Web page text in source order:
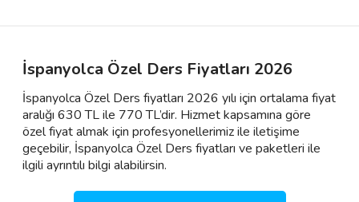
İspanyolca Özel Ders Fiyatları 2026
İspanyolca Özel Ders fiyatları 2026 yılı için ortalama fiyat
aralığı 630 TL ile 770 TL’dir. Hizmet kapsamına göre
özel fiyat almak için profesyonellerimiz ile iletişime
geçebilir, İspanyolca Özel Ders fiyatları ve paketleri ile
ilgili ayrıntılı bilgi alabilirsin.